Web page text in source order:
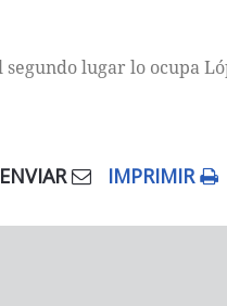
segundo lugar lo ocupa
ENVIAR IMPRIMIR